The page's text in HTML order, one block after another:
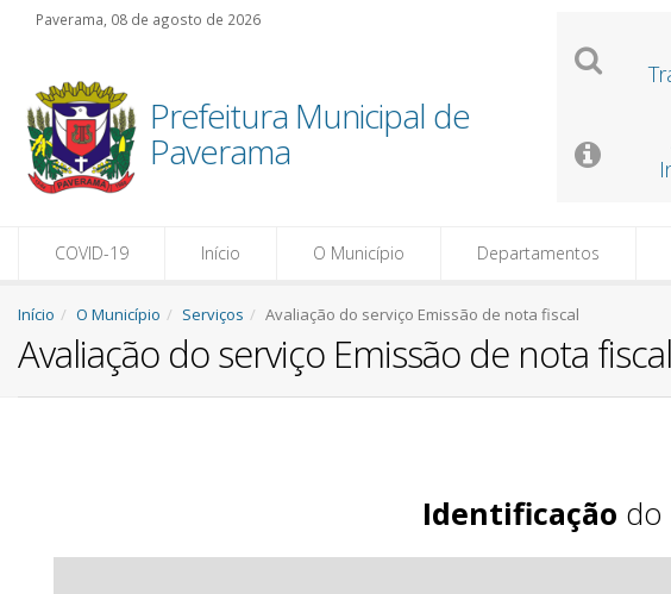
Paverama, 08 de agosto de 2026
Prefeitura Municipal de
Paverama
COVID-19 Início O Município Departamentos
Início O Município Serviços Avaliação do serviço Emissão de nota fiscal
Avaliação do serviço Emissão de nota fiscal
Identificação do